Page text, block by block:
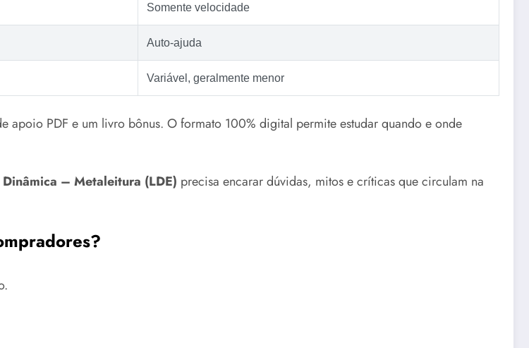
Somente velocidade
Auto‑ajuda
Variável, geralmente menor
PDF e um livro bônus. O formato 100% digital permite estudar quando e onde
– Metaleitura (LDE) precisa encarar dúvidas, mitos e críticas que circulam na